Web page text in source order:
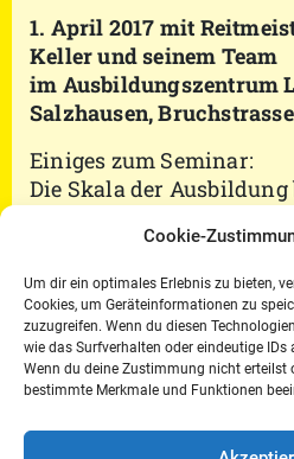
Cookie-
Um dir ein optimales Erlebnis zu bieten,
Cookies, um Geräteinformationen zu
zuzugreifen. Wenn du diesen
wie das Surfverhalten oder eindeutige IDs
Wenn du deine Zustimmung nicht erteilst
bestimmte Merkmale und Funktionen
1. April 2017 mit
Keller und seinem Team
im Ausbildungszentrum
Salzhausen,
Einiges zum Seminar:
Die Skala der
Wie man daraus einen
Trainingseinheiten
bis hin zu denen des
demonstriert Reitmeister
Im Sport
des Stalles Keller zeigen,
gefestigt und verfeinert